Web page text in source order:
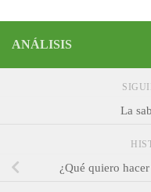
ANÁLISIS
La
¿Qué quiero